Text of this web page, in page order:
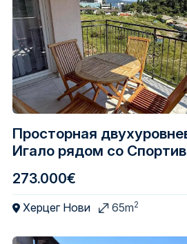
Просторная
Игало рядом со
273.000€
Херцег Нови 65m2